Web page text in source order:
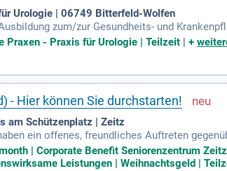
Urologie | 06749 Bitterfeld-Wolfen
zum/zur Gesundheits- und
in Wort und Schrift;
Praxen - Praxis für Urologie | Teilzeit |+
- Hier können Sie durchstarten!
am Schützenplatz | Zeitz
ein offenes, freundliches Auftreten
Beruf; Sie verfügen über eine
| Corporate Benefit Seniorenzentrum
Leistungen | Weihnachtsgeld |